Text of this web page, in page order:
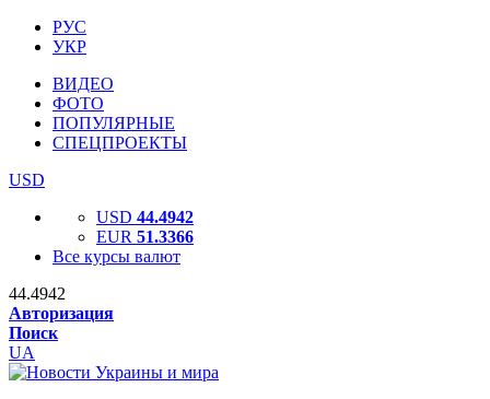
РУС
УКР
ВИДЕО
ФОТО
ПОПУЛЯРНЫЕ
СПЕЦПРОЕКТЫ
USD
USD 44.4942
EUR 51.3366
Все курсы валют
44.4942
Авторизация
Поиск
UA